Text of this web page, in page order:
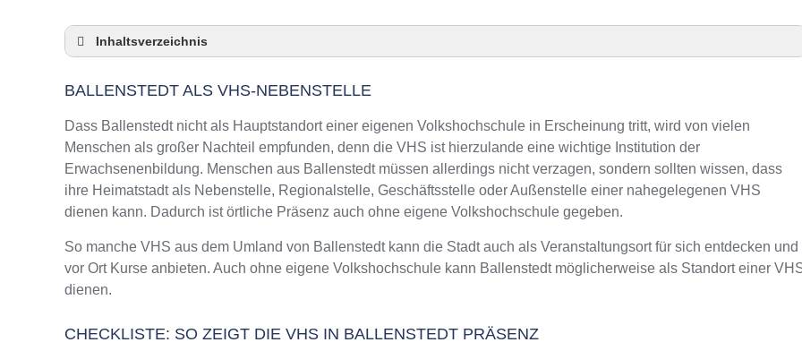
Inhaltsverzeichnis
Checkliste: So zeigt die VHS in Ballenstedt Präsenz
3 Tipps für Interessierte aus Ballenstedt an VHS-Kursen
VHS Ballenstedt Kurse und Umgebung
VHS Ballenstedt – Öffnungszeiten und Telefonnummer
Online-Kurse – Alternative Angebote zu einem Kurs an der VHS
Top-Kurse an der Abendschule Ballenstedt
Weiterbildung in Ballenstedt
VHS Ballenstedt Programm 2025 / 2026
BALLENSTEDT ALS VHS-NEBENSTELLE
Dass Ballenstedt nicht als Hauptstandort einer eigenen Volkshochschule in Erscheinung tritt, wird von vielen
Menschen als großer Nachteil empfunden, denn die VHS ist hierzulande eine wichtige Institution der
Erwachsenenbildung. Menschen aus Ballenstedt müssen allerdings nicht verzagen, sondern sollten wissen, dass
ihre Heimatstadt als Nebenstelle, Regionalstelle, Geschäftsstelle oder Außenstelle einer nahegelegenen VHS
dienen kann. Dadurch ist örtliche Präsenz auch ohne eigene Volkshochschule gegeben.
So manche VHS aus dem Umland von Ballenstedt kann die Stadt auch als Veranstaltungsort für sich entdecken und
vor Ort Kurse anbieten. Auch ohne eigene Volkshochschule kann Ballenstedt möglicherweise als Standort einer
dienen.
CHECKLISTE: SO ZEIGT DIE VHS IN BALLENSTEDT PRÄSENZ